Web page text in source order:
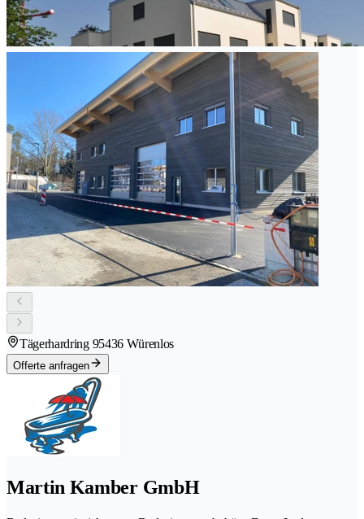
Tägerhardring 95436 Würenlos
Offerte anfragen
Martin Kamber GmbH